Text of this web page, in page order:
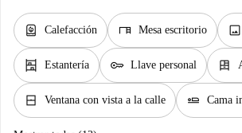
water_heater Calefacción desk Mesa escritorio image
shelves Estantería key Llave personal dresser
window_closed Ventana con vista a la calle airline_seat_flat Cama